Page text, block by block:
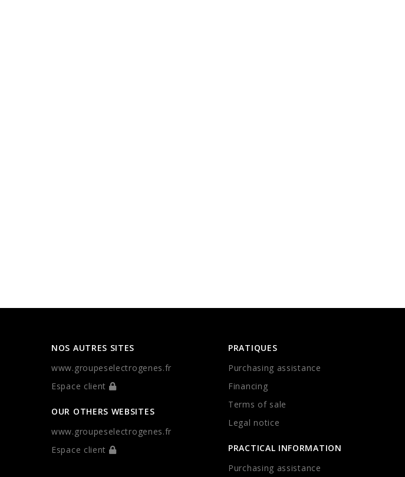
NOS AUTRES SITES
www.groupeselectrogenes.fr
Espace client
OUR OTHERS WEBSITES
www.groupeselectrogenes.fr
Espace client
PRATIQUES
Purchasing assistance
Financing
Terms of sale
Legal notice
PRACTICAL INFORMATION
Purchasing assistance